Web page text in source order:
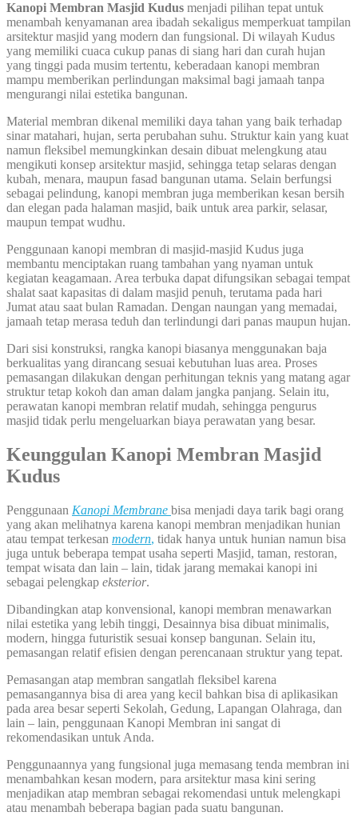
Kanopi Membran Masjid Kudus menjadi pilihan tepat untuk
menambah kenyamanan area ibadah sekaligus memperkuat tampilan
arsitektur masjid yang modern dan fungsional. Di wilayah Kudus
yang memiliki cuaca cukup panas di siang hari dan curah hujan
yang tinggi pada musim tertentu, keberadaan kanopi membran
mampu memberikan perlindungan maksimal bagi jamaah tanpa
mengurangi nilai estetika bangunan.
Material membran dikenal memiliki daya tahan yang baik terhadap
sinar matahari, hujan, serta perubahan suhu. Struktur kain yang kuat
namun fleksibel memungkinkan desain dibuat melengkung atau
mengikuti konsep arsitektur masjid, sehingga tetap selaras dengan
kubah, menara, maupun fasad bangunan utama. Selain berfungsi
sebagai pelindung, kanopi membran juga memberikan kesan bersih
dan elegan pada halaman masjid, baik untuk area parkir, selasar,
maupun tempat wudhu.
Penggunaan kanopi membran di masjid-masjid Kudus juga
membantu menciptakan ruang tambahan yang nyaman untuk
kegiatan keagamaan. Area terbuka dapat difungsikan sebagai tempat
shalat saat kapasitas di dalam masjid penuh, terutama pada hari
Jumat atau saat bulan Ramadan. Dengan naungan yang memadai,
jamaah tetap merasa teduh dan terlindungi dari panas maupun hujan.
Dari sisi konstruksi, rangka kanopi biasanya menggunakan baja
berkualitas yang dirancang sesuai kebutuhan luas area. Proses
pemasangan dilakukan dengan perhitungan teknis yang matang agar
struktur tetap kokoh dan aman dalam jangka panjang. Selain itu,
perawatan kanopi membran relatif mudah, sehingga pengurus
masjid tidak perlu mengeluarkan biaya perawatan yang besar.
Keunggulan Kanopi Membran Masjid
Kudus
Penggunaan Kanopi Membrane bisa menjadi daya tarik bagi orang
yang akan melihatnya karena kanopi membran menjadikan hunian
atau tempat terkesan modern, tidak hanya untuk hunian namun bisa
juga untuk beberapa tempat usaha seperti Masjid, taman, restoran,
tempat wisata dan lain – lain, tidak jarang memakai kanopi ini
sebagai pelengkap eksterior.
Dibandingkan atap konvensional, kanopi membran menawarkan
nilai estetika yang lebih tinggi, Desainnya bisa dibuat minimalis,
modern, hingga futuristik sesuai konsep bangunan. Selain itu,
pemasangan relatif efisien dengan perencanaan struktur yang tepat.
Pemasangan atap membran sangatlah fleksibel karena
pemasangannya bisa di area yang kecil bahkan bisa di aplikasikan
pada area besar seperti Sekolah, Gedung, Lapangan Olahraga, dan
lain – lain, penggunaan Kanopi Membran ini sangat di
rekomendasikan untuk Anda.
Penggunaannya yang fungsional juga memasang tenda membran ini
menambahkan kesan modern, para arsitektur masa kini sering
menjadikan atap membran sebagai rekomendasi untuk melengkapi
atau menambah beberapa bagian pada suatu bangunan.